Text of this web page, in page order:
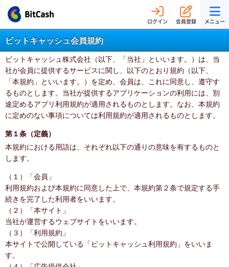
ログイン 会員登録 メニュー
ビットキャッシュ会員規約
ビットキャッシュ株式会社（以下、「当社」といいます。）は、当
社が会員に提供するサービスに関し、以下のとおり規約（以下、
「本規約」といいます。）を定め、会員は、これに同意し、遵守す
るものとします。当社が提供するアプリケーションの利用には、別
途定めるアプリ利用規約が適用されるものとします。なお、本規約
に定めのない事項については利用規約が適用されるものとします。
第１条（定義）
本規約における用語は、それぞれ以下の通りの意味を有するものと
します。
（１）「会員」
利用規約および本規約に同意した上で、本規約第２条で規定する手
続きを完了した利用者をいいます。
（２）「本サイト」
当社が運営するウェブサイトをいいます。
（３）「利用規約」
本サイトで公開している「ビットキャッシュ利用規約」をいいま
す。